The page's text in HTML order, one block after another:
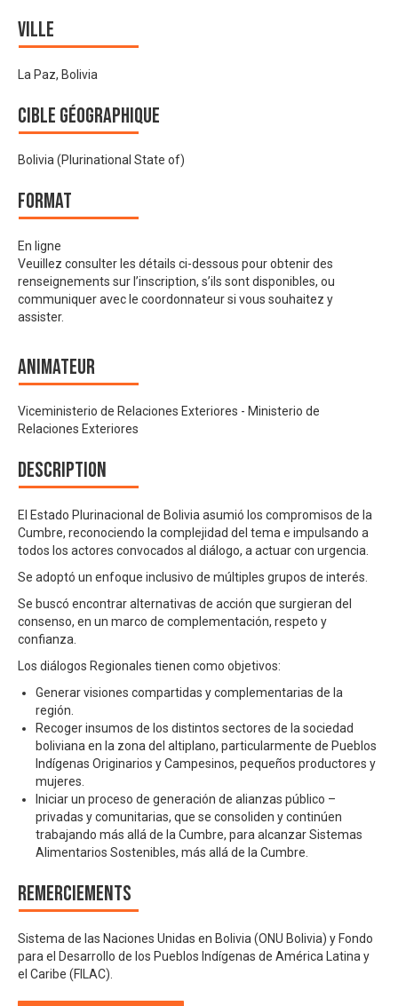
Ville
La Paz, Bolivia
Cible géographique
Bolivia (Plurinational State of)
Format
En ligne
Veuillez consulter les détails ci-dessous pour obtenir des
renseignements sur l’inscription, s’ils sont disponibles, ou
communiquer avec le coordonnateur si vous souhaitez y
assister.
Animateur
Viceministerio de Relaciones Exteriores - Ministerio de
Relaciones Exteriores
Description
El Estado Plurinacional de Bolivia asumió los compromisos de la
Cumbre, reconociendo la complejidad del tema e impulsando a
todos los actores convocados al diálogo, a actuar con urgencia.
Se adoptó un enfoque inclusivo de múltiples grupos de interés.
Se buscó encontrar alternativas de acción que surgieran del
consenso, en un marco de complementación, respeto y
confianza.
Los diálogos Regionales tienen como objetivos:
Generar visiones compartidas y complementarias de la
región.
Recoger insumos de los distintos sectores de la sociedad
boliviana en la zona del altiplano, particularmente de Pueblos
Indígenas Originarios y Campesinos, pequeños productores y
mujeres.
Iniciar un proceso de generación de alianzas público –
privadas y comunitarias, que se consoliden y continúen
trabajando más allá de la Cumbre, para alcanzar Sistemas
Alimentarios Sostenibles, más allá de la Cumbre.
Remerciements
Sistema de las Naciones Unidas en Bolivia (ONU Bolivia) y Fondo
para el Desarrollo de los Pueblos Indígenas de América Latina y
el Caribe (FILAC).